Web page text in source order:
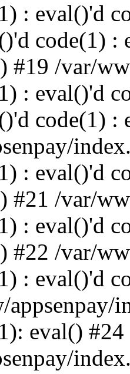
: eval()'d
code(1) :
#19 /var/
: eval()'d
code(1) :
: eval()'d
#21 /var/
: eval()'d
#22 /var/
: eval()'d
eval() #24